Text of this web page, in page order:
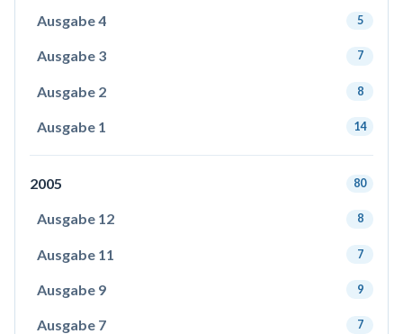
Ausgabe 4 5
Ausgabe 3 7
Ausgabe 2 8
Ausgabe 1 14
2005 80
Ausgabe 12 8
Ausgabe 11 7
Ausgabe 9 9
Ausgabe 7 7